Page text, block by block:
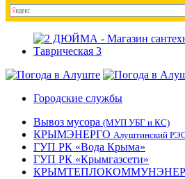
Городские службы
Вывоз мусора (МУП УБГ и КС)
КРЫМЭНЕРГО Алуштинский
ГУП РК «Вода Крыма»
ГУП РК «Крымгазсети»